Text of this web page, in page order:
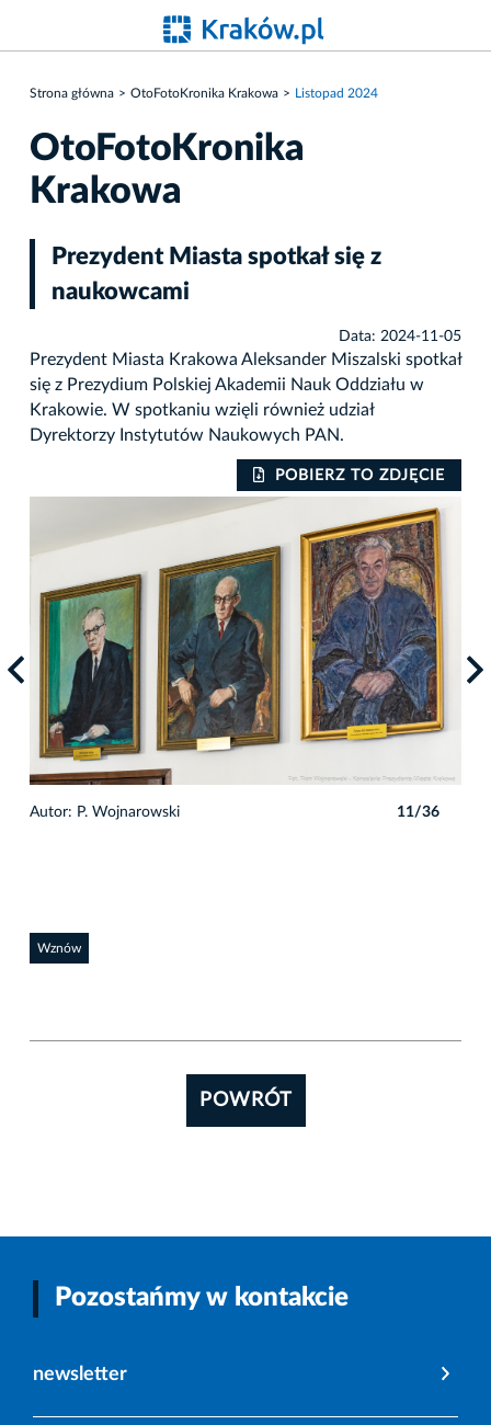
Strona główna OtoFotoKronika Krakowa Listopad 2024
OtoFotoKronika
Krakowa
Prezydent Miasta spotkał się z
naukowcami
Data: 2024-11-05
Prezydent Miasta Krakowa Aleksander Miszalski spotkał
się z Prezydium Polskiej Akademii Nauk Oddziału w
Krakowie. W spotkaniu wzięli również udział
Dyrektorzy Instytutów Naukowych PAN.
POBIERZ TO ZDJĘCIE
Autor: P. Wojnarowski 11/36
Wznów
POWRÓT
Pozostańmy w kontakcie
newsletter